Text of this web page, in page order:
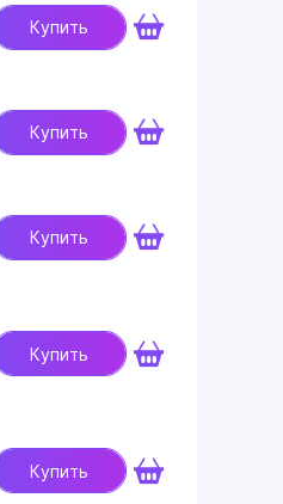
Купить
Купить
Купить
Купить
Купить